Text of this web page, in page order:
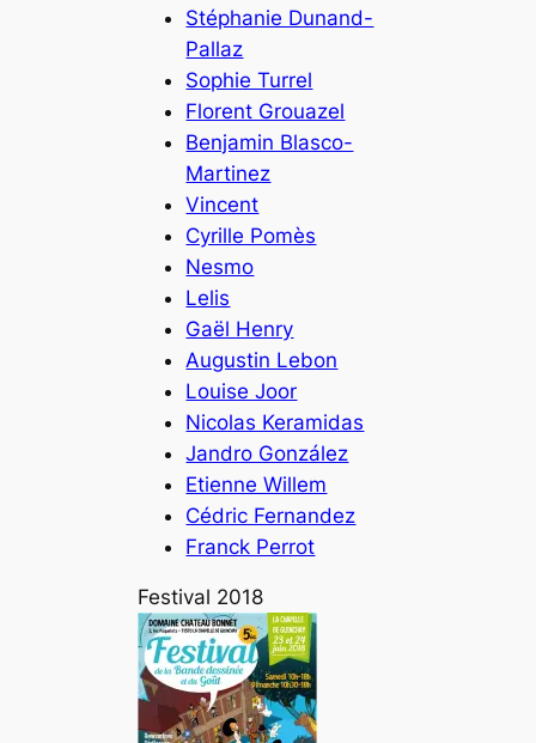
Stéphanie Dunand-
Pallaz
Sophie Turrel
Florent Grouazel
Benjamin Blasco-
Martinez
Vincent
Cyrille Pomès
Nesmo
Lelis
Gaël Henry
Augustin Lebon
Louise Joor
Nicolas Keramidas
Jandro González
Etienne Willem
Cédric Fernandez
Franck Perrot
Festival 2018